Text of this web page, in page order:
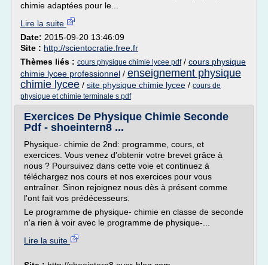
chimie adaptées pour le...
Lire la suite
Date: 2015-09-20 13:46:09
Site : http://scientocratie.free.fr
Thèmes liés : cours physique chimie lycee pdf/ cours physique
chimie lycee professionnel / enseignement physique
chimie lycee / site physique chimie lycee / cours de
physique et chimie terminale s pdf
Exercices De Physique Chimie Seconde
Pdf - shoeintern8 ...
Physique- chimie de 2nd: programme, cours, et
exercices. Vous venez d'obtenir votre brevet grâce à
nous ? Poursuivez dans cette voie et continuez à
téléchargez nos cours et nos exercices pour vous
entraîner. Sinon rejoignez nous dès à présent comme
l'ont fait vos prédécesseurs.
Le programme de physique- chimie en classe de seconde
n'a rien à voir avec le programme de physique-...
Lire la suite